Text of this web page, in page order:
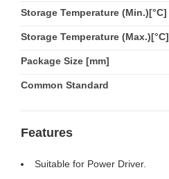
Storage Temperature (Min.)[°C]
Storage Temperature (Max.)[°C]
Package Size [mm]
Common Standard
Features
Suitable for Power Driver.